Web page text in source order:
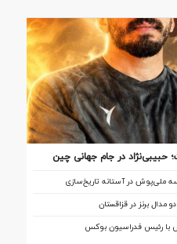
حبیبی‌نژاد در جام جهانی چین
برنز در قزاقستان
با رئیس فدراسیون بوکس